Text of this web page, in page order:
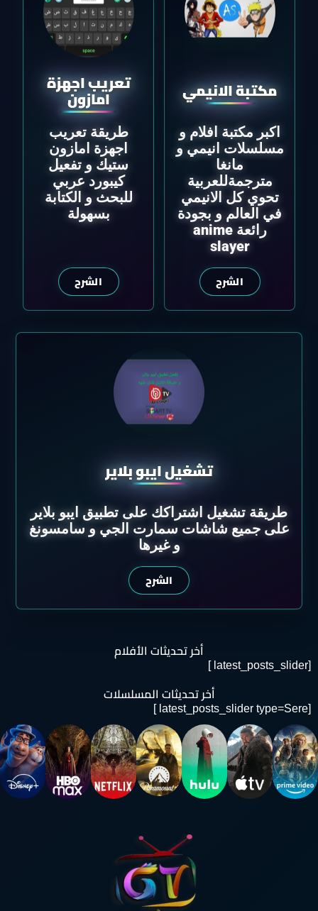
مكتبة الانيمي
اكبر مكتبة افلام و
مسلسلات انيمي و
مانغا
مترجمةللعربية
تحوي كل الانيمي
في العالم و بجودة
رائعة anime
slayer
الشرح
تعريب اجهزة
امازون
طريقة تعريب
اجهزة امازون
ستيك و تفعيل
كيبورد عربي
للبحث و الكتابة
بسهولة
الشرح
تشغيل ايبو بلاير
طريقة تشغيل اشتراكك على تطبيق ايبو بلاير
على جميع شاشات سمارت الجي و سامسونغ
و غيرها
الشرح
أخر تحديثات الأفلام
[latest_posts_slider ]
أخر تحديثات المسلسلات
[latest_posts_slider type=Sere ]